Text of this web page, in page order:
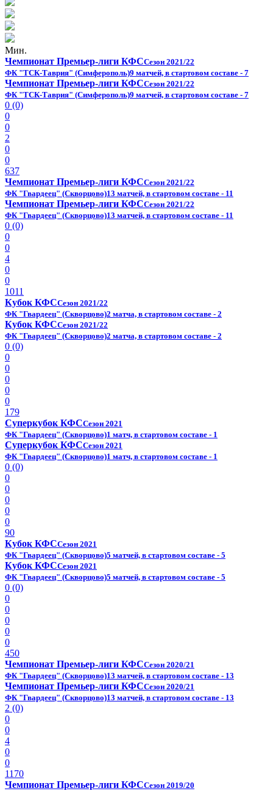
Мин.
Чемпионат Премьер-лиги КФССезон 2021/22
ФК "ТСК-Таврия" (Симферополь)9 матчей, в стартовом составе - 7
Чемпионат Премьер-лиги КФССезон 2021/22
ФК "ТСК-Таврия" (Симферополь)9 матчей, в стартовом составе - 7
0 (0)
0
0
2
0
0
637
Чемпионат Премьер-лиги КФССезон 2021/22
ФК "Гвардеец" (Скворцово)13 матчей, в стартовом составе - 11
Чемпионат Премьер-лиги КФССезон 2021/22
ФК "Гвардеец" (Скворцово)13 матчей, в стартовом составе - 11
0 (0)
0
0
4
0
0
1011
Кубок КФССезон 2021/22
ФК "Гвардеец" (Скворцово)2 матча, в стартовом составе - 2
Кубок КФССезон 2021/22
ФК "Гвардеец" (Скворцово)2 матча, в стартовом составе - 2
0 (0)
0
0
0
0
0
179
Суперкубок КФССезон 2021
ФК "Гвардеец" (Скворцово)1 матч, в стартовом составе - 1
Суперкубок КФССезон 2021
ФК "Гвардеец" (Скворцово)1 матч, в стартовом составе - 1
0 (0)
0
0
0
0
0
90
Кубок КФССезон 2021
ФК "Гвардеец" (Скворцово)5 матчей, в стартовом составе - 5
Кубок КФССезон 2021
ФК "Гвардеец" (Скворцово)5 матчей, в стартовом составе - 5
0 (0)
0
0
0
0
0
450
Чемпионат Премьер-лиги КФССезон 2020/21
ФК "Гвардеец" (Скворцово)13 матчей, в стартовом составе - 13
Чемпионат Премьер-лиги КФССезон 2020/21
ФК "Гвардеец" (Скворцово)13 матчей, в стартовом составе - 13
2 (0)
0
0
4
0
0
1170
Чемпионат Премьер-лиги КФССезон 2019/20